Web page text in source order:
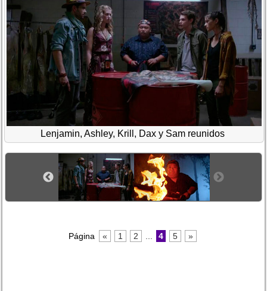
Lenjamin, Ashley, Krill, Dax y Sam reunidos
Página « 1 2 4 5 »